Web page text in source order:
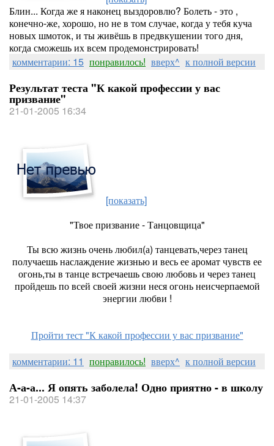
Блин... Когда же я наконец выздоровлю? Болеть - это ,
конечно-же, хорошо, но не в том случае, когда у тебя куча
новых шмоток, и ты живёшь в предвкушении того дня,
когда сможешь их всем продемонстрировать!
комментарии: 15 понравилось! вверх^ к полной версии
Результат теста "К какой профессии у вас
призвание"
21-01-2005 16:34
[показать]
"Твое призвание - Танцовщица"
Ты всю жизнь очень любил(а) танцевать,через танец
получаешь наслаждение жизнью и весь ее аромат чувств ее
огонь,ты в танце встречаешь свою любовь и через танец
пройдешь по всей своей жизни неся огонь неисчерпаемой
энергии любви !
Пройти тест "К какой профессии у вас призвание"
комментарии: 11 понравилось! вверх^ к полной версии
А-а-а... Я опять заболела! Одно приятно - в школу
21-01-2005 14:37